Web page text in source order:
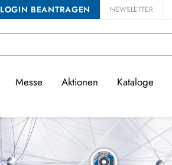
LOGIN BEANTRAGEN NEWSLETTER
Messe Aktionen Kataloge